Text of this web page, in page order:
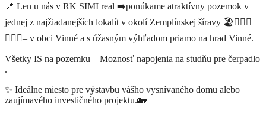
📍 Len u nás v RK SIMI real ➡️ponúkame atraktívny pozemok v
jednej z najžiadanejších lokalít v okolí Zemplínskej šíravy 🏖️🚣🏻‍♀️
🏊🏻‍♀️– v obci Vinné a s úžasným výhľadom priamo na hrad Vinné.
Všetky IS na pozemku – Moznosť napojenia na studňu pre čerpadlo
.
✨ Ideálne miesto pre výstavbu vášho vysnívaného domu alebo
zaujímavého investičného projektu.🏡